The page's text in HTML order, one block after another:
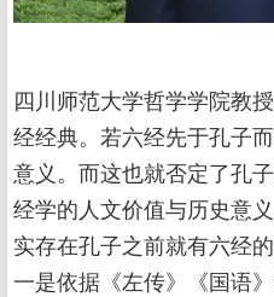
四川师范大学哲学学院教
经经典。若六经先于孔子
意义。而这也就否定了孔
经学的人文价值与历史意
实存在孔子之前就有六经
一是依据《左传》《国语